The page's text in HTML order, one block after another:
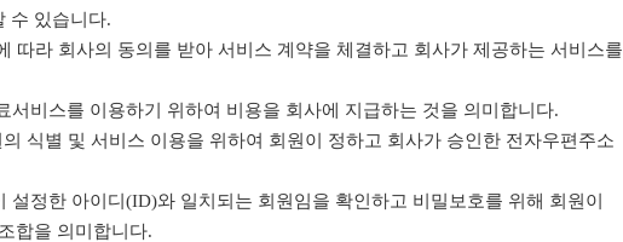
수 있습니다.
따라 회사의 동의를 받아 서비스 계약을 체결하고 회사가 제공하는 서비스를
서비스를 이용하기 위하여 비용을 회사에 지급하는 것을 의미합니다.
식별 및 서비스 이용을 위하여 회원이 정하고 회사가 승인한 전자우편주소
설정한 아이디(ID)와 일치되는 회원임을 확인하고 비밀보호를 위해 회원이
합을 의미합니다.